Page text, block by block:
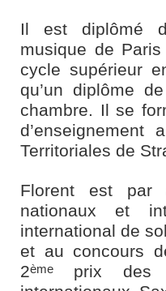
Il est diplômé
musique de
cycle supérieur
qu’un diplôme
chambre. Il se
d’enseignement
Territoriales de
Florent est par
nationaux et
international de
et au concours
2ème
prix des